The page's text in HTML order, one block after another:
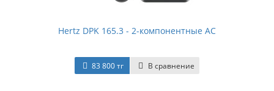
Hertz DPK 165.3 - 2-компонентные АС
83 800 тг В сравнение